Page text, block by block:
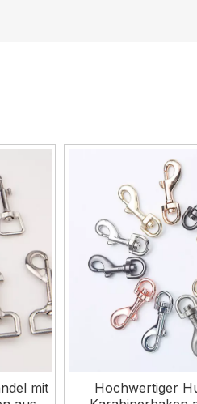
mit
Hochwertiger